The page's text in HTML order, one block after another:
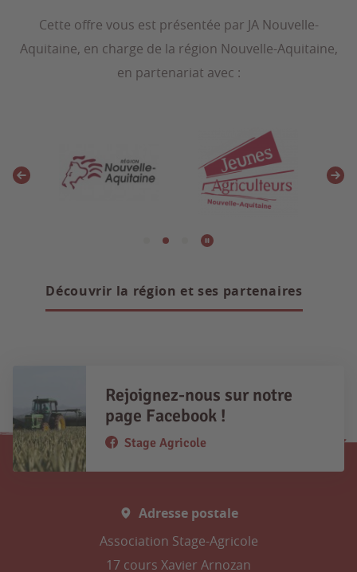
Cette offre vous est présentée par JA Nouvelle-
Aquitaine, en charge de la région Nouvelle-Aquitaine,
en partenariat avec :
Découvrir la région et ses partenaires
Rejoignez-nous sur notre
page Facebook !
Stage Agricole
Adresse postale
Association Stage-Agricole
17 cours Xavier Arnozan